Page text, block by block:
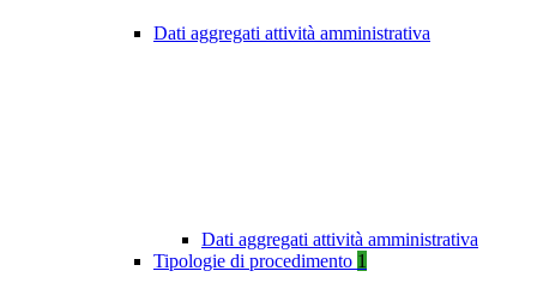
Dati aggregati attività amministrativa
Dati aggregati attività amministrativa
Tipologie di procedimento 1